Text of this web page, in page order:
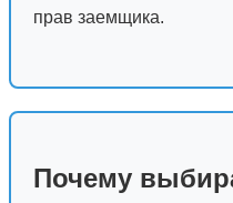
прав заемщика.
Почему